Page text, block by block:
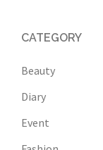
CATEGORY
Beauty
Diary
Event